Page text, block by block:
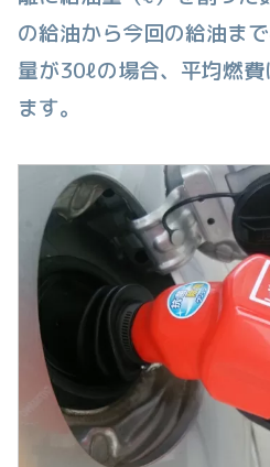
の給油から今回の給油ま
量が30ℓの場合、平均燃
ます。